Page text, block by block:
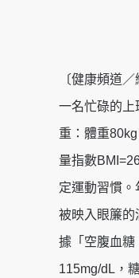
〔健康頻道
一名忙碌的上
重：體重
量指數
定運動習慣
被映入眼簾的
據「空腹血糖
115mg/dL，